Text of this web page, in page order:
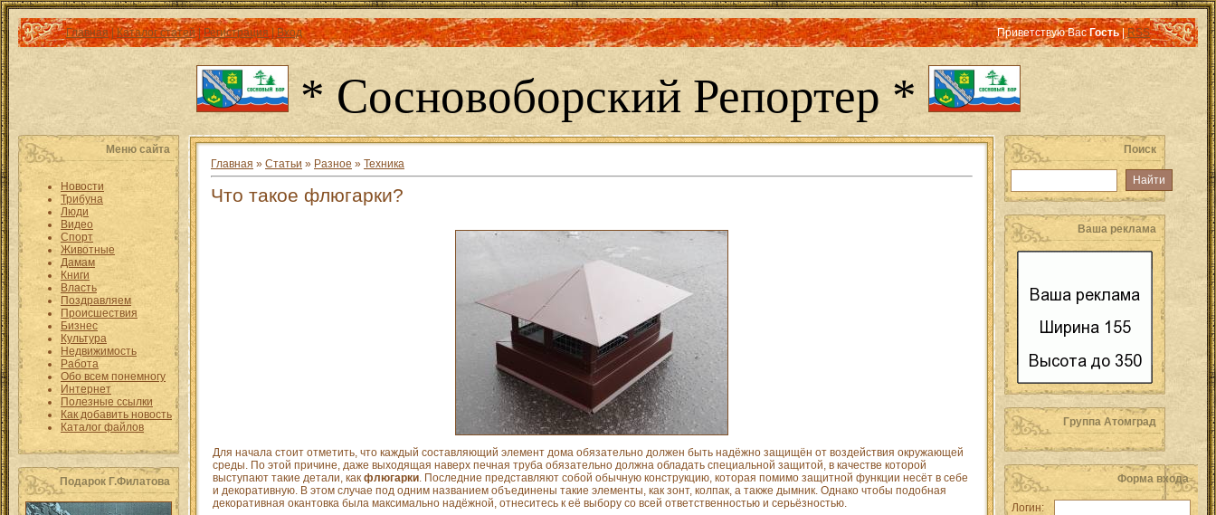
Главная|Каталог статей|Регистрация |Вход Приветствую Вас Гость|RSS
* Сосновоборский Репортер *
Меню сайта
Новости
Трибуна
Люди
Видео
Спорт
Животные
Дамам
Книги
Власть
Поздравляем
Происшествия
Бизнес
Культура
Недвижимость
Работа
Обо всем понемногу
Интернет
Полезные ссылки
Как добавить новость
Каталог файлов
Подарок Г.Филатова
Главная » Статьи » Разное » Техника
Что такое флюгарки?
Для начала стоит отметить, что каждый составляющий элемент дома обязательно должен быть надёжно защищён от воздействия окружающей
среды. По этой причине, даже выходящая наверх печная труба обязательно должна обладать специальной защитой, в качестве которой
выступают такие детали, как флюгарки. Последние представляют собой обычную конструкцию, которая помимо защитной функции несёт в себе
и декоративную. В этом случае под одним названием объединены такие элементы, как зонт, колпак, а также дымник. Однако чтобы подобная
декоративная окантовка была максимально надёжной, отнеситесь к её выбору со всей ответственностью и серьёзностью.
Поиск
Ваша реклама
Группа Атомград
Форма входа
Логин: